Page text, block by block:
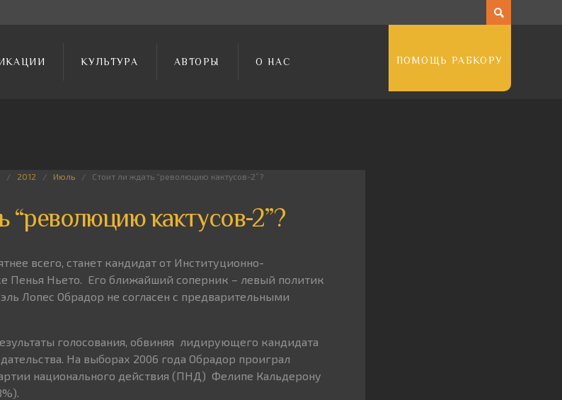
КУЛЬТУРА АВТОРЫ О НАС ПОМОЩЬ РАБКОРУ
2012 Июль Стоит ли ждать “революцию кактусов-2”?
“революцию кактусов-2”?
всего, станет кандидат от Институционно-
Пенья Ньето. Его ближайший соперник – левый политик
Лопес Обрадор не согласен с предварительными
голосования, обвиняя лидирующего кандидата
На выборах 2006 года Обрадор проиграл
национального действия (ПНД) Фелипе Кальдерону